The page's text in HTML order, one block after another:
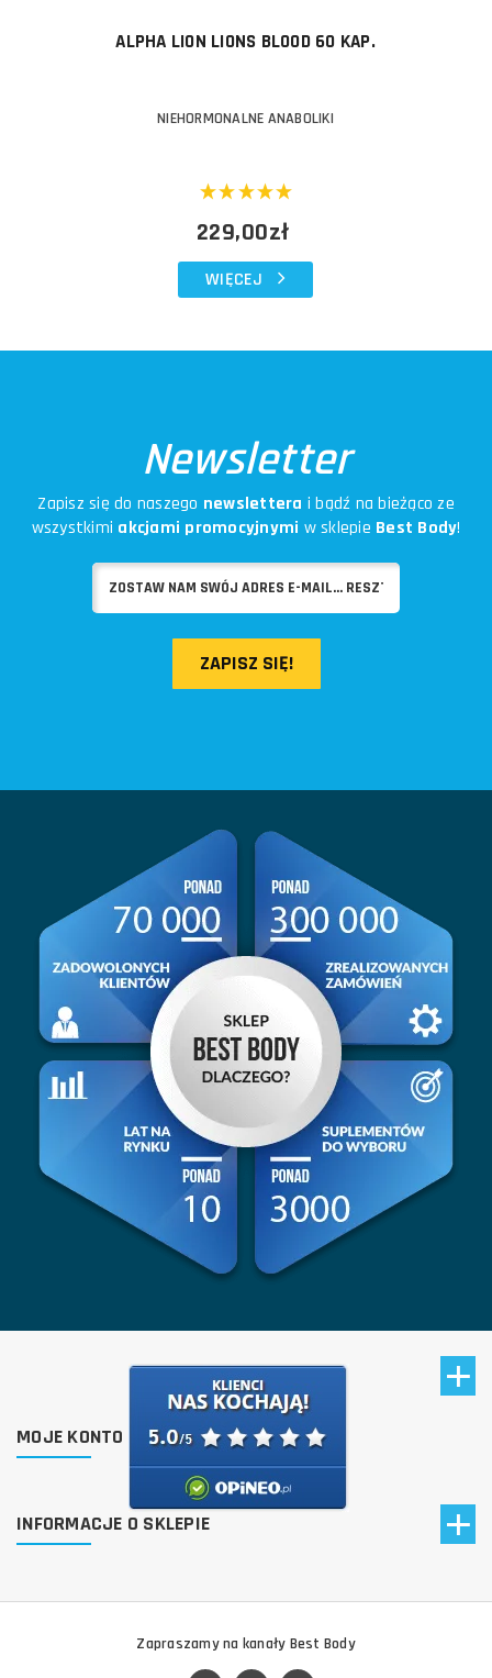
ALPHA LION LIONS BLOOD 60 KAP.
NIEHORMONALNE ANABOLIKI
229,00zł
WIĘCEJ
Newsletter
Zapisz się do naszego newslettera i bądź na bieżąco ze
wszystkimi akcjami promocyjnymi w sklepie Best Body!
ZAPISZ SIĘ!
MOJE KONTO
INFORMACJE O SKLEPIE
Zapraszamy na kanały Best Body